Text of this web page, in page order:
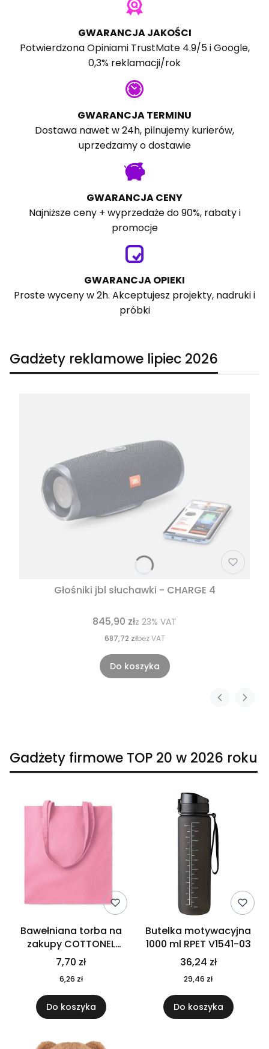
GWARANCJA JAKOŚCI
PotwierdzonaOpiniami TrustMate4.9/5 iGoogle,
0,3% reklamacji/rok
GWARANCJA TERMINU
Dostawa nawet w 24h, pilnujemy kurierów,
uprzedzamy o dostawie
GWARANCJA CENY
Najniższe ceny + wyprzedaże do 90%, rabaty i
promocje
GWARANCJA OPIEKI
Proste wyceny w 2h. Akceptujesz projekty, nadruki i
próbki
Gadżety reklamowe lipiec 2026
Głośniki jbl słuchawki - CHARGE 4
845,90 złz 23% VAT
687,72 złbez VAT
Do koszyka
Gadżety firmowe TOP 20 w 2026 roku
Bawełniana torba na
zakupy COTTONEL
COLOUR++ MO9846-11
7,70 zł
6,26 zł
Do koszyka
Butelka motywacyjna
1000 ml RPET V1541-03
36,24 zł
29,46 zł
Do koszyka